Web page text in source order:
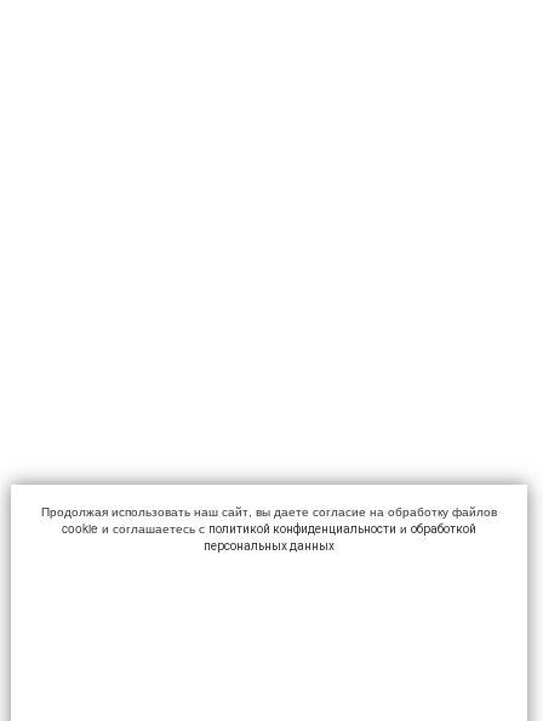
Продолжая использовать наш сайт, вы даете согласие на обработку файлов
cookie и соглашаетесь с политикой конфиденциальности и обработкой
персональных данных